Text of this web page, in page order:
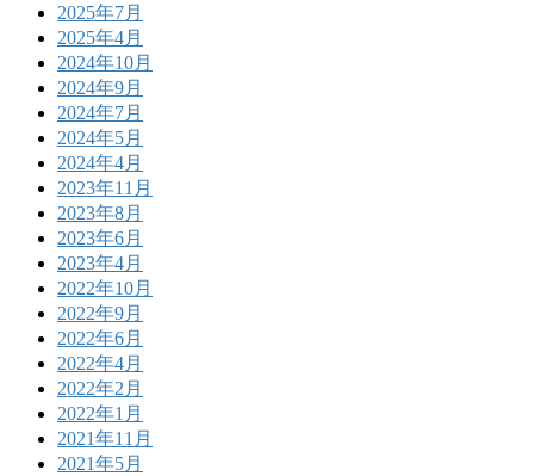
2025年7月
2025年4月
2024年10月
2024年9月
2024年7月
2024年5月
2024年4月
2023年11月
2023年8月
2023年6月
2023年4月
2022年10月
2022年9月
2022年6月
2022年4月
2022年2月
2022年1月
2021年11月
2021年5月